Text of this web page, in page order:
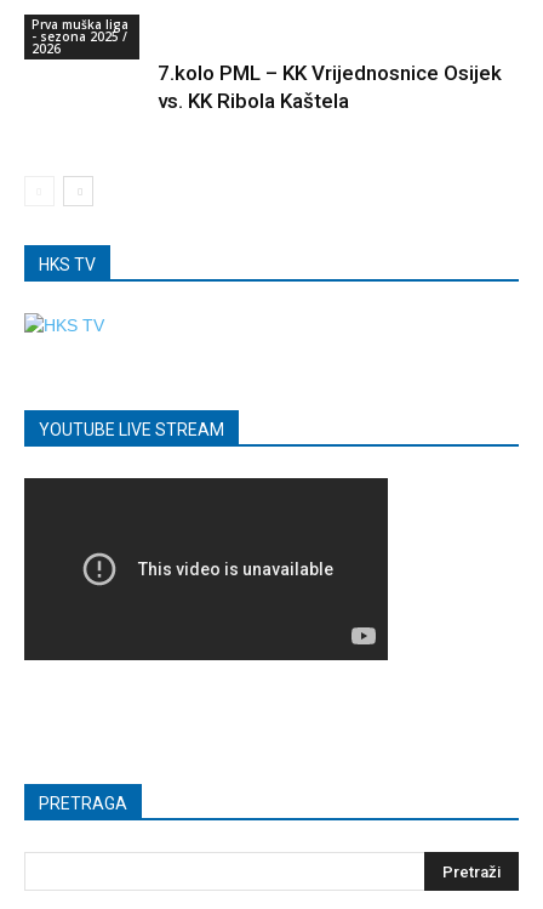
Prva muška liga
- sezona 2025 /
2026
7.kolo PML – KK Vrijednosnice Osijek
vs. KK Ribola Kaštela
HKS TV
YOUTUBE LIVE STREAM
PRETRAGA